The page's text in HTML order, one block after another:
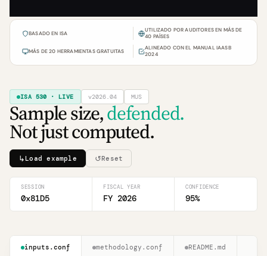
BASADO EN ISA
UTILIZADO POR AUDITORES EN MÁS DE
40 PAÍSES
MÁS DE 20 HERRAMIENTAS GRATUITAS
ALINEADO CON EL MANUAL IAASB
2024
ISA 530 · LIVE v2026.04 MUS
Sample size,defended.
Not just computed.
↳Load example ↺Reset
SESSION
0x81D5
FISCAL YEAR
FY 2026
CONFIDENCE
95%
inputs.conf methodology.conf README.md